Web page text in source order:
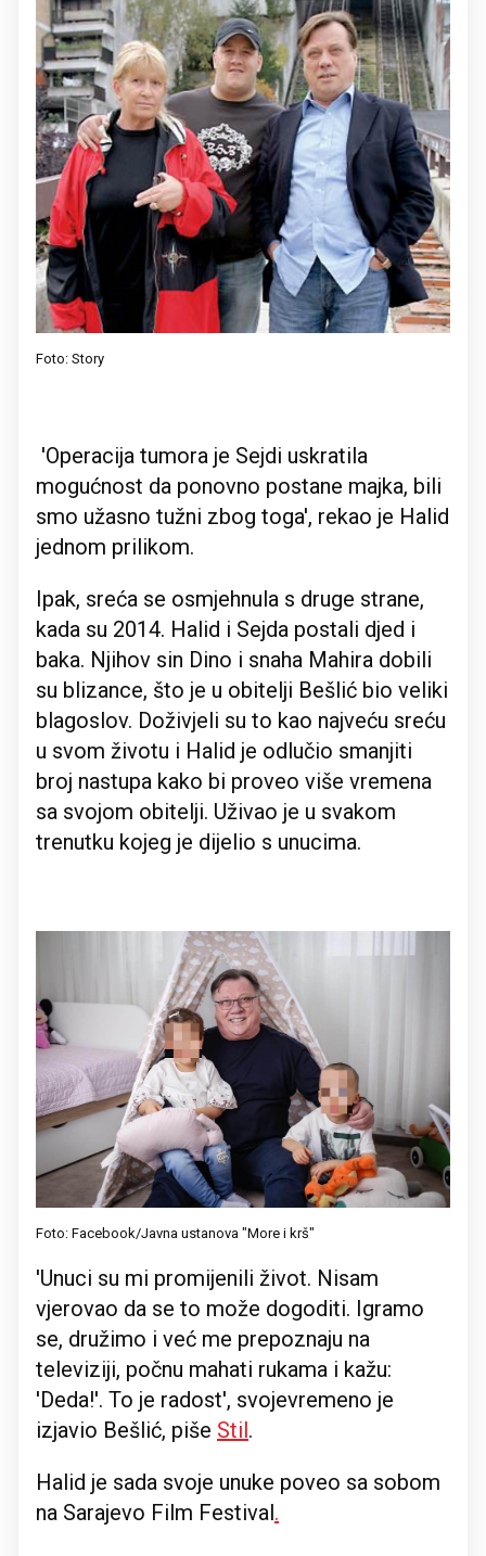
Foto: Story
'Operacija tumora je Sejdi uskratila
mogućnost da ponovno postane majka, bili
smo užasno tužni zbog toga', rekao je Halid
jednom prilikom.
Ipak, sreća se osmjehnula s druge strane,
kada su 2014. Halid i Sejda postali djed i
baka. Njihov sin Dino i snaha Mahira dobili
su blizance, što je u obitelji Bešlić bio veliki
blagoslov. Doživjeli su to kao najveću sreću
u svom životu i Halid je odlučio smanjiti
broj nastupa kako bi proveo više vremena
sa svojom obitelji. Uživao je u svakom
trenutku kojeg je dijelio s unucima.
Foto: Facebook/Javna ustanova "More i krš"
'Unuci su mi promijenili život. Nisam
vjerovao da se to može dogoditi. Igramo
se, družimo i već me prepoznaju na
televiziji, počnu mahati rukama i kažu:
'Deda!'. To je radost', svojevremeno je
izjavio Bešlić, piše Stil.
Halid je sada svoje unuke poveo sa sobom
na Sarajevo Film Festival.